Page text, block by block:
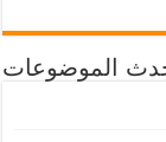
الموضوعات